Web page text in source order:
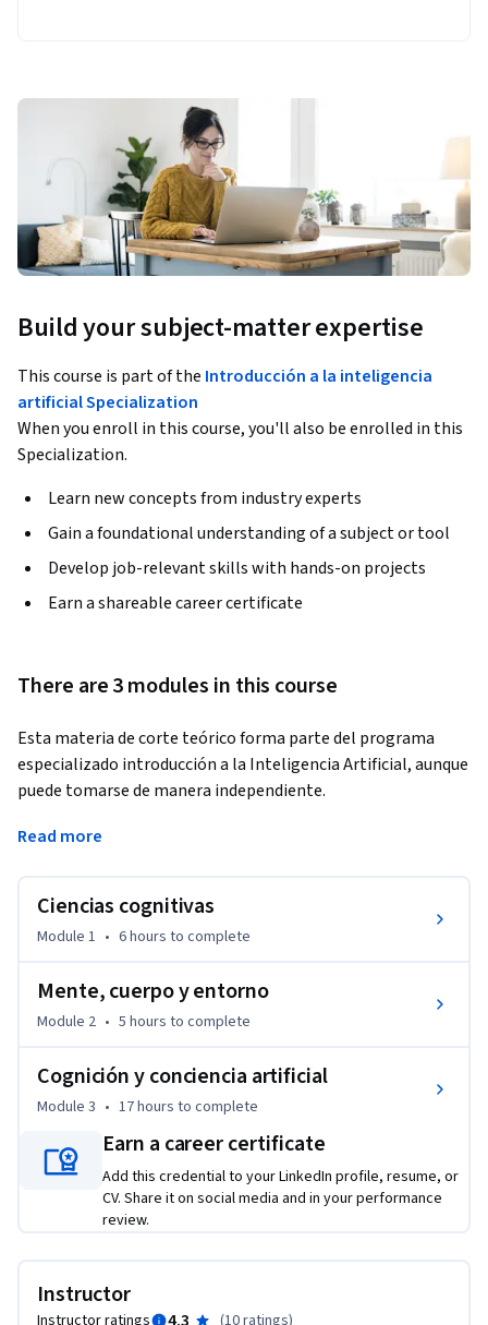
Build your subject-matter expertise
This course is part of the Introducción a la inteligencia
artificial Specialization
When you enroll in this course, you'll also be enrolled in this
Specialization.
Learn new concepts from industry experts
Gain a foundational understanding of a subject or tool
Develop job-relevant skills with hands-on projects
Earn a shareable career certificate
There are 3 modules in this course
Esta materia de corte teórico forma parte del programa
especializado introducción a la Inteligencia Artificial, aunque
puede tomarse de manera independiente.
Las ciencias cognitivas estudian el conocimiento, por lo que
inteligencia artificial. Por una parte, las ciencias cognitivas
pueden ayudarnos a construir sistemas que exhiban una
experimentos en inteligencia artificial pueden ser útiles al
resto de las ciencias cognitivas.
En este curso cubrirá brevemente la historia y conceptos
más relevantes de ciencias cognitivas, relacionándolos con
temas revisados en el Programa Especializado.
El objetivo es que puedas desarrollar un discurso para
expresar tu opinión sobre la cognición en humanos,
animales, otros seres vivos y máquinas.
Read more
Ciencias cognitivas
Module 1 • 6 hours to complete
Mente, cuerpo y entorno
Module 2 • 5 hours to complete
Cognición y conciencia artificial
Module 3 • 17 hours to complete
Earn a career certificate
Add this credential to your LinkedIn profile, resume, or
CV. Share it on social media and in your performance
review.
Instructor